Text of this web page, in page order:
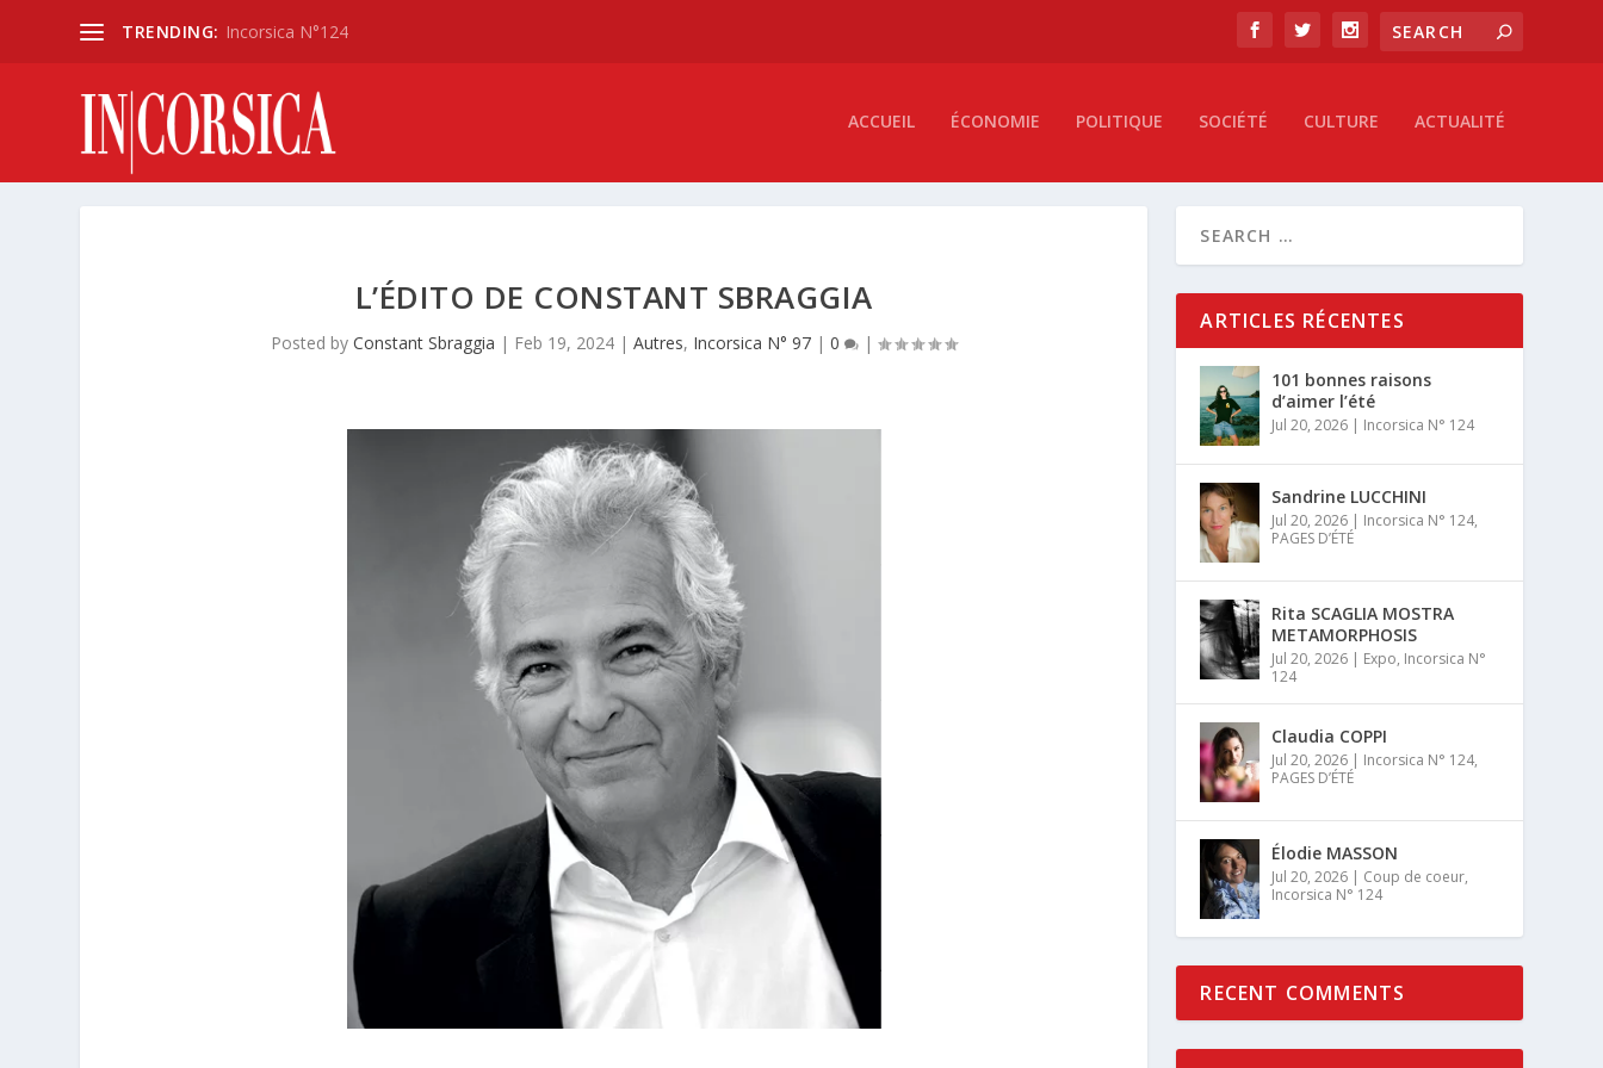
TRENDING: Incorsica N°124
ACCUEIL ÉCONOMIE POLITIQUE SOCIÉTÉ CULTURE ACTUALITÉ
L’ÉDITO DE CONSTANT SBRAGGIA
Posted byConstant Sbraggia | Feb 19, 2024 |Autres, Incorsica N° 97 |0 |
ARTICLES RÉCENTES
101 bonnes raisons
d’aimer l’été
Jul 20, 2026 | Incorsica N° 124
Sandrine LUCCHINI
Jul 20, 2026 | Incorsica N° 124,
PAGES D’ÉTÉ
Rita SCAGLIA MOSTRA
METAMORPHOSIS
Jul 20, 2026 | Expo, Incorsica N°
124
Claudia COPPI
Jul 20, 2026 | Incorsica N° 124,
PAGES D’ÉTÉ
Élodie MASSON
Jul 20, 2026 | Coup de coeur,
Incorsica N° 124
RECENT COMMENTS